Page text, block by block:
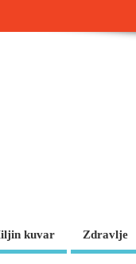
kuvar Zdravlje